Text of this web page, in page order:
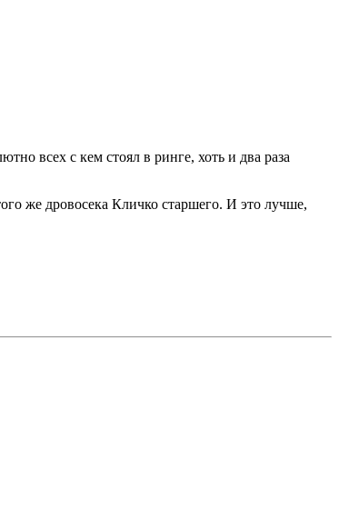
всех с кем стоял в ринге, хоть и два раза
же дровосека Кличко старшего. И это лучше,